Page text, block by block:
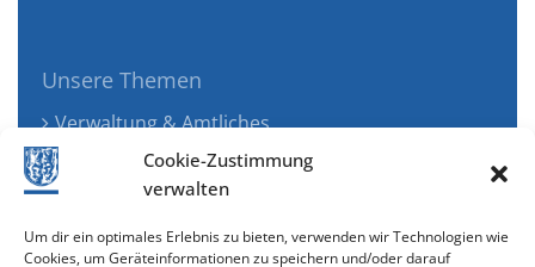
Cookie-Zustimmung
verwalten
Um dir ein optimales Erlebnis zu bieten, verwenden wir Technologien wie
Cookies, um Geräteinformationen zu speichern und/oder darauf
Unsere Themen
Verwaltung & Amtliches
Jugend, Familie & Gesundheit
Tourismus, Freizeit & Ökologie
Wirtschaft & Verkehr